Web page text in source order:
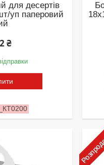
для десертів
уп паперовий
₴